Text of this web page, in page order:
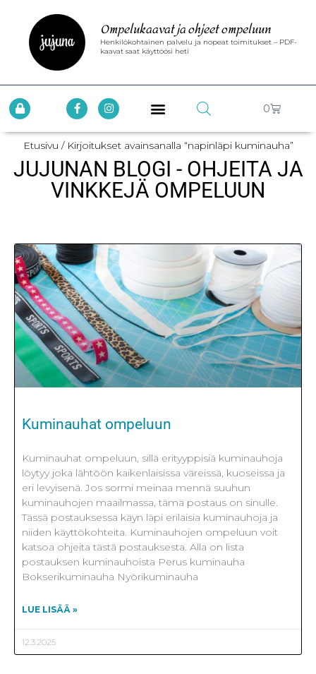
Ompelukaavat ja ohjeet ompeluun
Henkilökohtainen palvelu ja nopeat toimitukset – PDF-
kaavat saat käyttöösi heti
0
Etusivu / Kirjoitukset avainsanalla “napinläpi kuminauha”
JUJUNAN BLOGI - OHJEITA JA
VINKKEJÄ OMPELUUN
Kuminauhat ompeluun
Kuminauhat ompeluun, sillä erityyppisiä kuminauhoja
löytyy joka lähtöön kaikenlaisissa väreissä, kuoseissa ja
eri levyisenä. Jos sormi meinaa mennä suuhun
kuminauhojen maailmassa, tämä postaus on sinulle.
Tässä postauksessa käyn läpi erilaisia kuminauhoja ja
niiden käyttökohteita. Kuminauhojen ompeluun voit
katsoa ohjeita tästä postauksesta. Alla on lista
postauksen kuminauhoista Perus kuminauha
Bokserikuminauha Nyörikuminauha
LUE LISÄÄ »
12.3.2025